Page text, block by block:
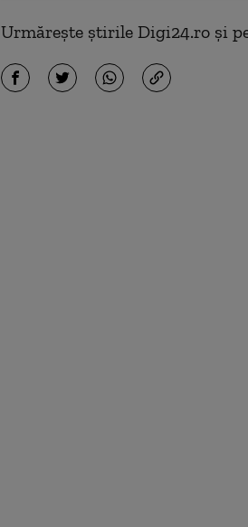
Urmărește știrile Digi24.ro și